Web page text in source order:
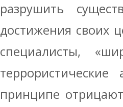
разрушить
достижения своих
специалисты,
принципе